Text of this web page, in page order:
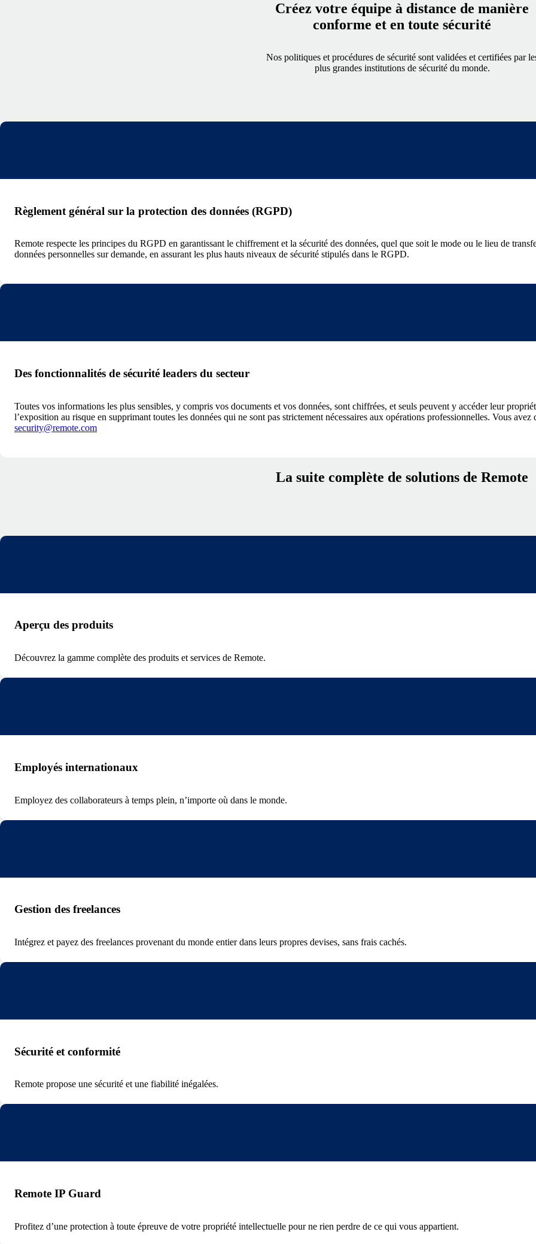
Créez votre équipe à distance de manière
conforme et en toute sécurité
Nos politiques et procédures de sécurité sont validées et certifiées par
plus grandes institutions de sécurité du monde.
Règlement général sur la protection des données (RGPD)
Remote respecte les principes du RGPD en garantissant le chiffrement et la sécurité des données, quel que soit le mode ou le lieu de
données personnelles sur demande, en assurant les plus hauts niveaux de sécurité stipulés dans le RGPD.
Des fonctionnalités de sécurité leaders du secteur
Toutes vos informations les plus sensibles, y compris vos documents et vos données, sont chiffrées, et seuls peuvent y accéder leur
l’exposition au risque en supprimant toutes les données qui ne sont pas strictement nécessaires aux opérations professionnelles. Vous
security@remote.com
La suite complète de solutions de Remote
Aperçu des produits
Découvrez la gamme complète des produits et services de Remote.
Employés internationaux
Employez des collaborateurs à temps plein, n’importe où dans le monde.
Gestion des freelances
Intégrez et payez des freelances provenant du monde entier dans leurs propres devises, sans frais cachés.
Sécurité et conformité
Remote propose une sécurité et une fiabilité inégalées.
Remote IP Guard
Profitez d’une protection à toute épreuve de votre propriété intellectuelle pour ne rien perdre de ce qui vous appartient.